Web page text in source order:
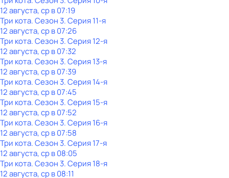
12 августа, ср в 07:19
Три кота. Сезон 3. Серия 11-я
12 августа, ср в 07:26
Три кота. Сезон 3. Серия 12-я
12 августа, ср в 07:32
Три кота. Сезон 3. Серия 13-я
12 августа, ср в 07:39
Три кота. Сезон 3. Серия 14-я
12 августа, ср в 07:45
Три кота. Сезон 3. Серия 15-я
12 августа, ср в 07:52
Три кота. Сезон 3. Серия 16-я
12 августа, ср в 07:58
Три кота. Сезон 3. Серия 17-я
12 августа, ср в 08:05
Три кота. Сезон 3. Серия 18-я
12 августа, ср в 08:11